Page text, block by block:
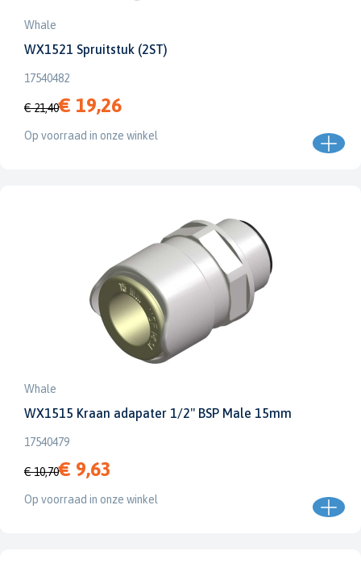
Whale
WX1521 Spruitstuk (2ST)
17540482
€ 21,40€ 19,26
Op voorraad in onze winkel
Whale
WX1515 Kraan adapater 1/2" BSP Male 15mm
17540479
€ 10,70€ 9,63
Op voorraad in onze winkel